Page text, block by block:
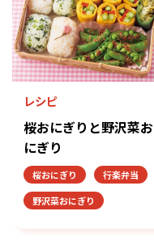
レシピ
桜おにぎりと野沢菜お
にぎり
桜おにぎり
行楽弁当
野沢菜おにぎり